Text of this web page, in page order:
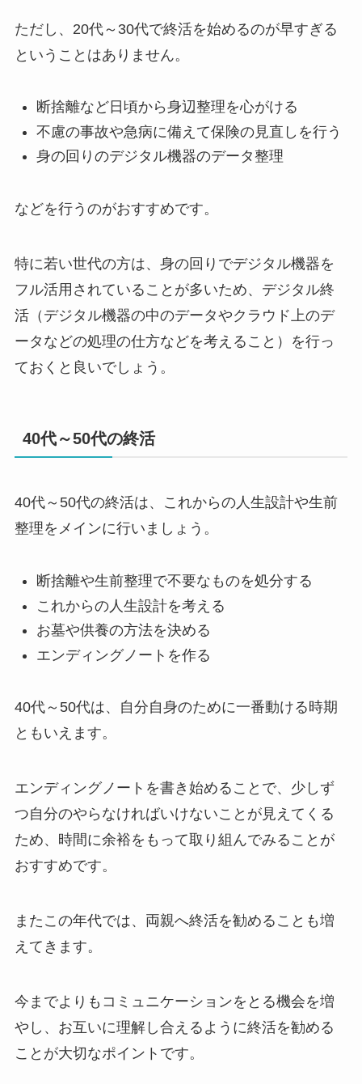
ただし、20代～30代で終活を始めるのが早すぎる
ということはありません。
断捨離など日頃から身辺整理を心がける
不慮の事故や急病に備えて保険の見直しを行う
身の回りのデジタル機器のデータ整理
などを行うのがおすすめです。
特に若い世代の方は、身の回りでデジタル機器を
フル活用されていることが多いため、デジタル終
活（デジタル機器の中のデータやクラウド上のデ
ータなどの処理の仕方などを考えること）を行っ
ておくと良いでしょう。
40代～50代の終活
40代～50代の終活は、これからの人生設計や生前
整理をメインに行いましょう。
断捨離や生前整理で不要なものを処分する
これからの人生設計を考える
お墓や供養の方法を決める
エンディングノートを作る
40代～50代は、自分自身のために一番動ける時期
ともいえます。
エンディングノートを書き始めることで、少しず
つ自分のやらなければいけないことが見えてくる
ため、時間に余裕をもって取り組んでみることが
おすすめです。
またこの年代では、両親へ終活を勧めることも増
えてきます。
今までよりもコミュニケーションをとる機会を増
やし、お互いに理解し合えるように終活を勧める
ことが大切なポイントです。